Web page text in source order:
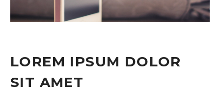
LOREM IPSUM DOLOR
SIT AMET